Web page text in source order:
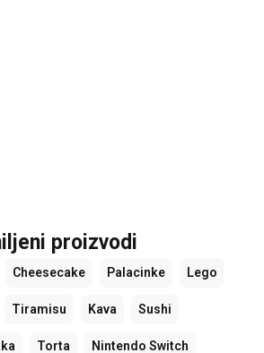
proizvodi
Cheesecake Palacinke Lego
Tiramisu Kava Sushi
Torta Nintendo Switch